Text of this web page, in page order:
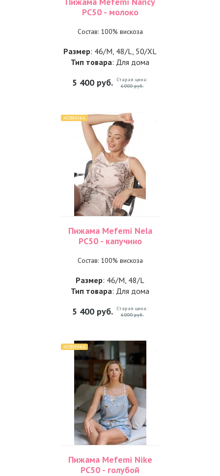
PC50 - молоко
Состав: 100% вискоза
Размер: 46/M, 48/L, 50/XL
Тип товара: Для дома
5 400 руб. Старая цена:
6000 руб.
НОВИНКА
Пижама Mefemi Nela
PC50 - капучино
Состав: 100% вискоза
Размер: 46/M, 48/L
Тип товара: Для дома
5 400 руб. Старая цена:
6000 руб.
НОВИНКА
Пижама Mefemi Nike
PC50 - голубой